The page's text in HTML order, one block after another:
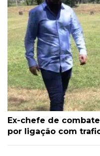
Ex-chefe de
por ligação com